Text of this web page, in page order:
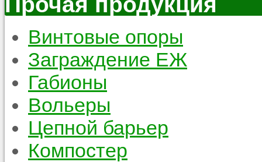
Винтовые опоры
Заграждение ЕЖ
Габионы
Вольеры
Цепной барьер
Компостер